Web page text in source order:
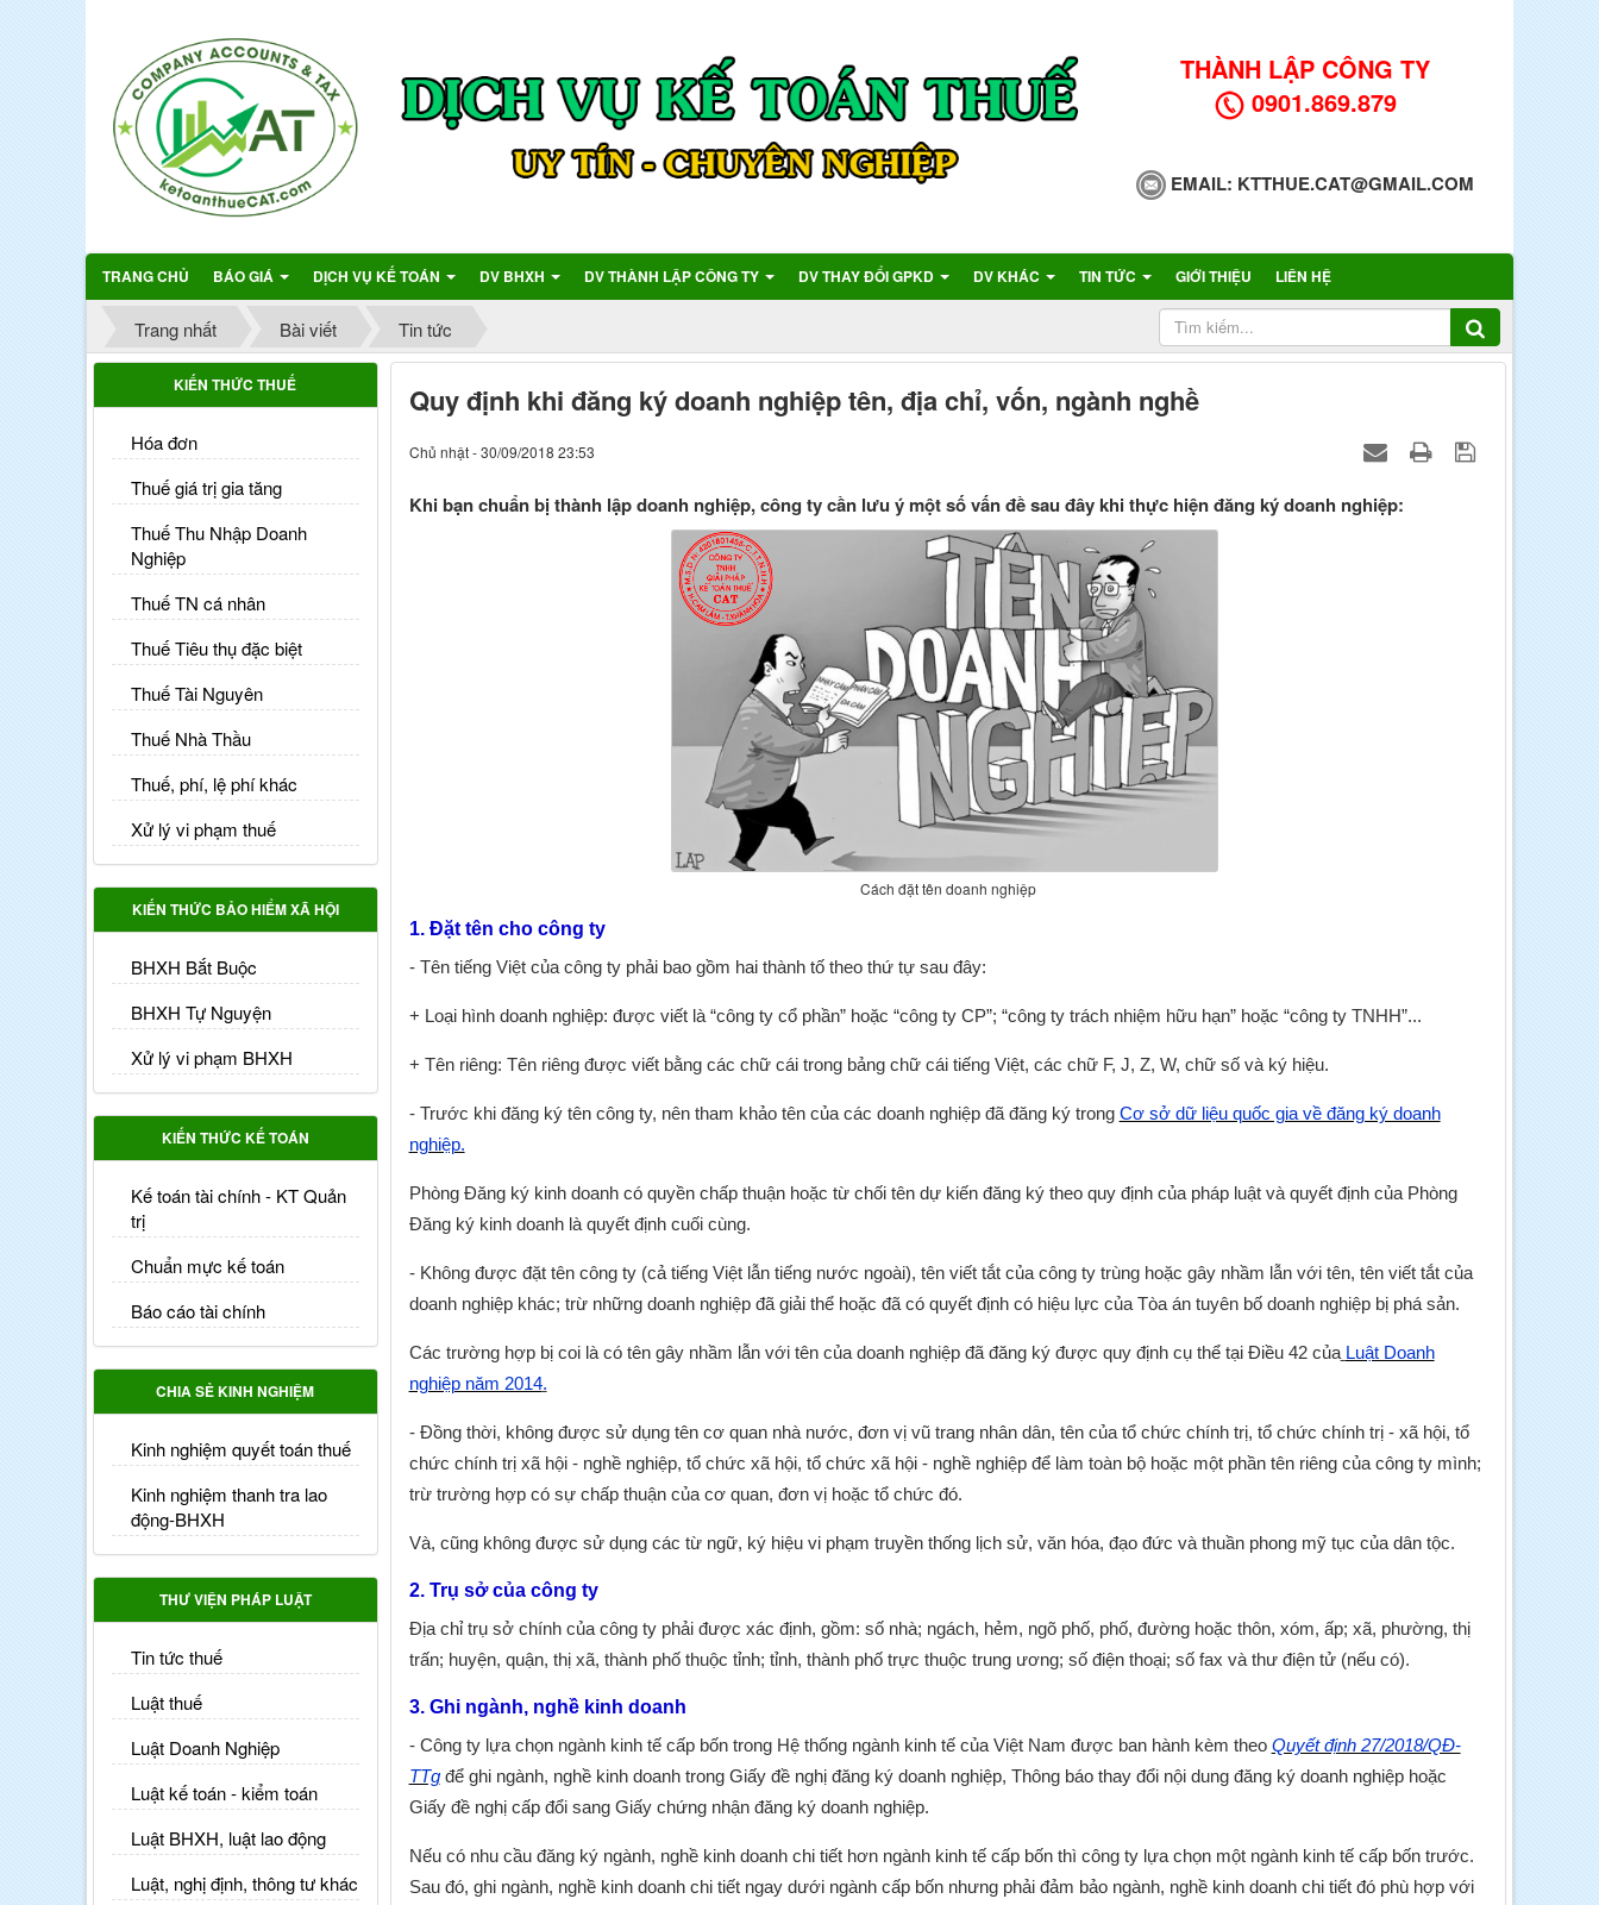
THÀNH LẬP CÔNG TY
0901.869.879
EMAIL: KTTHUE.CAT@GMAIL.COM
TRANG CHỦ BÁO GIÁ DỊCH VỤ KẾ TOÁN DV BHXH DV THÀNH LẬP CÔNG TY DV THAY ĐỔI GPKD DV KHÁC TIN TỨC GIỚI THIỆU LIÊN HỆ
Trang nhất Bài viết Tin tức
Quy định khi đăng ký doanh nghiệp tên, địa chỉ, vốn, ngành nghề
Chủ nhật - 30/09/2018 23:53
Khi bạn chuẩn bị thành lập doanh nghiệp, công ty cần lưu ý một số vấn đề sau đây khi thực hiện đăng ký doanh nghiệp:
Cách đặt tên doanh nghiệp
1. Đặt tên cho công ty
- Tên tiếng Việt của công ty phải bao gồm hai thành tố theo thứ tự sau đây:
+ Loại hình doanh nghiệp: được viết là “công ty cổ phần” hoặc “công ty CP”; “công ty trách nhiệm hữu hạn” hoặc “công ty TNHH”...
+ Tên riêng: Tên riêng được viết bằng các chữ cái trong bảng chữ cái tiếng Việt, các chữ F, J, Z, W, chữ số và ký hiệu.
- Trước khi đăng ký tên công ty, nên tham khảo tên của các doanh nghiệp đã đăng ký trong Cơ sở dữ liệu quốc gia về đăng ký doanh
nghiệp.
Phòng Đăng ký kinh doanh có quyền chấp thuận hoặc từ chối tên dự kiến đăng ký theo quy định của pháp luật và quyết định của Phòng
Đăng ký kinh doanh là quyết định cuối cùng.
- Không được đặt tên công ty (cả tiếng Việt lẫn tiếng nước ngoài), tên viết tắt của công ty trùng hoặc gây nhầm lẫn với tên, tên viết tắt của
doanh nghiệp khác; trừ những doanh nghiệp đã giải thể hoặc đã có quyết định có hiệu lực của Tòa án tuyên bố doanh nghiệp bị phá sản.
Các trường hợp bị coi là có tên gây nhầm lẫn với tên của doanh nghiệp đã đăng ký được quy định cụ thể tại Điều 42 của Luật Doanh
nghiệp năm 2014.
- Đồng thời, không được sử dụng tên cơ quan nhà nước, đơn vị vũ trang nhân dân, tên của tổ chức chính trị, tổ chức chính trị - xã hội, tổ
chức chính trị xã hội - nghề nghiệp, tổ chức xã hội, tổ chức xã hội - nghề nghiệp để làm toàn bộ hoặc một phần tên riêng của công ty mình;
trừ trường hợp có sự chấp thuận của cơ quan, đơn vị hoặc tổ chức đó.
Và, cũng không được sử dụng các từ ngữ, ký hiệu vi phạm truyền thống lịch sử, văn hóa, đạo đức và thuần phong mỹ tục của dân tộc.
2. Trụ sở của công ty
Địa chỉ trụ sở chính của công ty phải được xác định, gồm: số nhà; ngách, hẻm, ngõ phố, phố, đường hoặc thôn, xóm, ấp; xã, phường, thị
trấn; huyện, quận, thị xã, thành phố thuộc tỉnh; tỉnh, thành phố trực thuộc trung ương; số điện thoại; số fax và thư điện tử (nếu có).
3. Ghi ngành, nghề kinh doanh
- Công ty lựa chọn ngành kinh tế cấp bốn trong Hệ thống ngành kinh tế của Việt Nam được ban hành kèm theo Quyết định 27/2018/QĐ-
TTgđể ghi ngành, nghề kinh doanh trong Giấy đề nghị đăng ký doanh nghiệp, Thông báo thay đổi nội dung đăng ký doanh nghiệp hoặc
Giấy đề nghị cấp đổi sang Giấy chứng nhận đăng ký doanh nghiệp.
Nếu có nhu cầu đăng ký ngành, nghề kinh doanh chi tiết hơn ngành kinh tế cấp bốn thì công ty lựa chọn một ngành kinh tế cấp bốn trước.
Sau đó, ghi ngành, nghề kinh doanh chi tiết ngay dưới ngành cấp bốn nhưng phải đảm bảo ngành, nghề kinh doanh chi tiết đó phù hợp với
KIẾN THỨC THUẾ
Hóa đơn
Thuế giá trị gia tăng
Thuế Thu Nhập Doanh
Nghiệp
Thuế TN cá nhân
Thuế Tiêu thụ đặc biệt
Thuế Tài Nguyên
Thuế Nhà Thầu
Thuế, phí, lệ phí khác
Xử lý vi phạm thuế
KIẾN THỨC BẢO HIỂM XÃ HỘI
BHXH Bắt Buộc
BHXH Tự Nguyện
Xử lý vi phạm BHXH
KIẾN THỨC KẾ TOÁN
Kế toán tài chính - KT Quản
trị
Chuẩn mực kế toán
Báo cáo tài chính
CHIA SẺ KINH NGHIỆM
Kinh nghiệm quyết toán thuế
Kinh nghiệm thanh tra lao
động-BHXH
THƯ VIỆN PHÁP LUẬT
Tin tức thuế
Luật thuế
Luật Doanh Nghiệp
Luật kế toán - kiểm toán
Luật BHXH, luật lao động
Luật, nghị định, thông tư khác